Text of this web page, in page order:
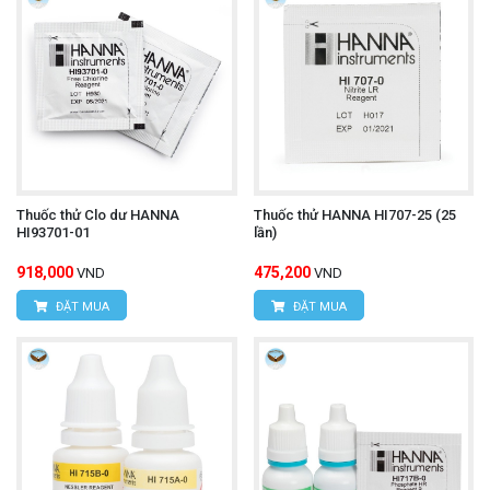
Thuốc thử Clo dư HANNA
HI93701-01
918,000 VND
ĐẶT MUA
Thuốc thử HANNA HI707-25 (25
lần)
475,200 VND
ĐẶT MUA